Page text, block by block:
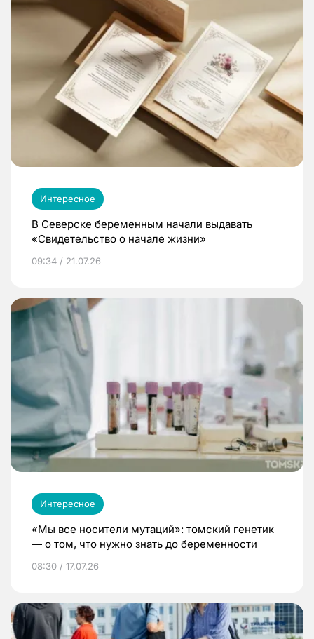
Интересное
В Северске беременным начали выдавать
«Свидетельство о начале жизни»
09:34 / 21.07.26
Интересное
«Мы все носители мутаций»: томский генетик
— о том, что нужно знать до беременности
08:30 / 17.07.26